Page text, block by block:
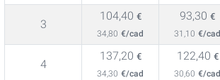
3
104,40 €
34,80 €/cad
93,30 €
31,10 €/cad
4
137,20 €
34,30 €/cad
122,40 €
30,60 €/cad